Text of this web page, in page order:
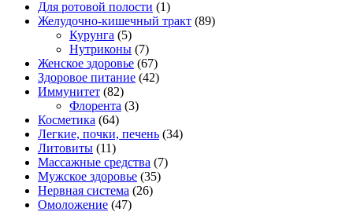
Для ротовой полости (1)
Желудочно-кишечный тракт (89)
Курунга (5)
Нутриконы (7)
Женское здоровье (67)
Здоровое питание (42)
Иммунитет (82)
Флорента (3)
Косметика (64)
Легкие, почки, печень (34)
Литовиты (11)
Массажные средства (7)
Мужское здоровье (35)
Нервная система (26)
Омоложение (47)